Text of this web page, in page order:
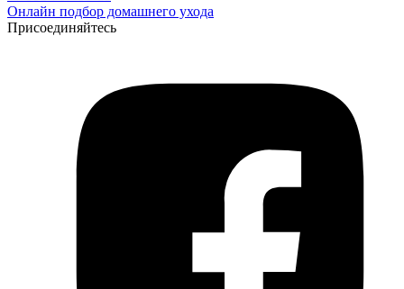
Онлайн подбор домашнего ухода
Присоединяйтесь